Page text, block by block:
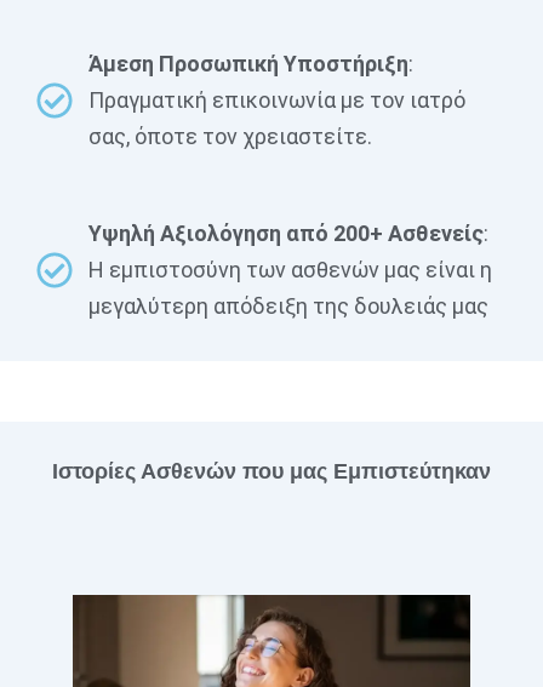
Άμεση Προσωπική Υποστήριξη:
Πραγματική επικοινωνία με τον ιατρό
σας, όποτε τον χρειαστείτε.
Υψηλή Αξιολόγηση από 200+ Ασθενείς:
Η εμπιστοσύνη των ασθενών μας είναι η
μεγαλύτερη απόδειξη της δουλειάς μας
Ιστορίες Ασθενών που μας Εμπιστεύτηκαν